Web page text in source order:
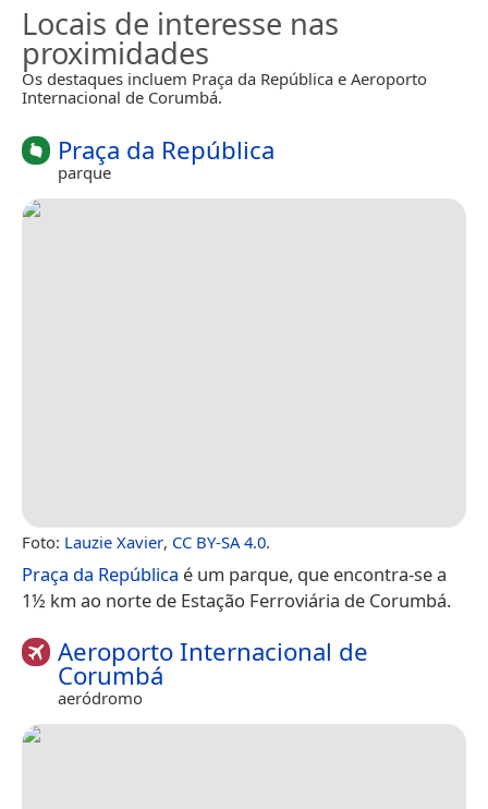
Locais de interesse nas
proximidades
Os destaques incluem Praça da República e Aeroporto
Internacional de Corumbá.
Praça da República
parque
Foto: Lauzie Xavier, CC BY-SA 4.0.
Praça da República é um parque, que encontra-se a
1½ km ao norte de Estação Ferroviária de Corumbá.
Aeroporto Internacional de
Corumbá
aeródromo